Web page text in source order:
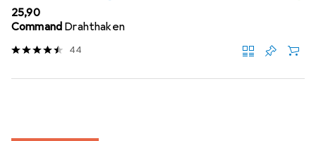
EUR
25,90
Command Drahthaken
44